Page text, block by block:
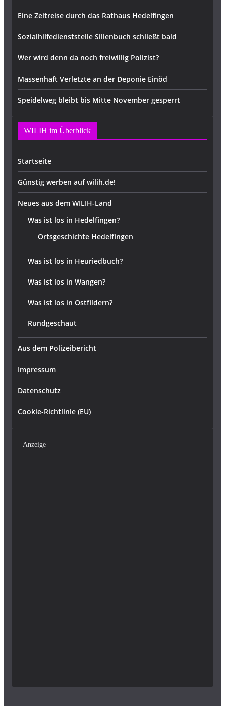
Eine Zeitreise durch das Rathaus Hedelfingen
Sozialhilfedienststelle Sillenbuch schließt bald
Wer wird denn da noch freiwillig Polizist?
Massenhaft Verletzte an der Deponie Einöd
Speidelweg bleibt bis Mitte November gesperrt
WILIH im Überblick
Startseite
Günstig werben auf wilih.de!
Neues aus dem WILIH-Land
Was ist los in Hedelfingen?
Ortsgeschichte Hedelfingen
Was ist los in Heuriedbuch?
Was ist los in Wangen?
Was ist los in Ostfildern?
Rundgeschaut
Aus dem Polizeibericht
Impressum
Datenschutz
Cookie-Richtlinie (EU)
– Anzeige –